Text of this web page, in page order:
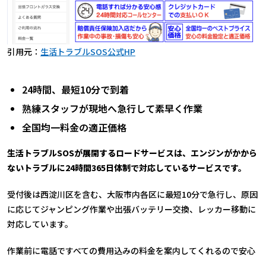
引用元： 生活トラブルSOS公式HP
24時間、最短10分で到着
熟練スタッフが現地へ急行して素早く作業
全国均一料金の適正価格
生活トラブルSOSが展開するロードサービスは、エンジンがかから
ないトラブルに24時間365日体制で対応しているサービスです。
受付後は西淀川区を含む、大阪市内各区に最短10分で急行し、原因
に応じてジャンピング作業や出張バッテリー交換、レッカー移動に
対応しています。
作業前に電話ですべての費用込みの料金を案内してくれるので安心